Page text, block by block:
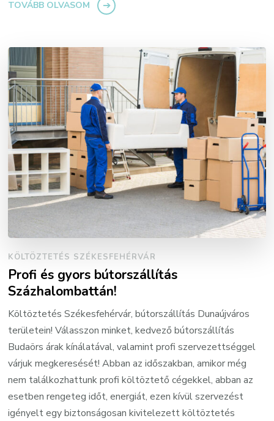
TOVÁBB OLVASOM
KÖLTÖZTETÉS SZÉKESFEHÉRVÁR
Profi és gyors bútorszállítás
Százhalombattán!
Költöztetés Székesfehérvár, bútorszállítás Dunaújváros
területein! Válasszon minket, kedvező bútorszállítás
Budaörs árak kínálatával, valamint profi szervezettséggel
várjuk megkeresését! Abban az időszakban, amikor még
nem találkozhattunk profi költöztető cégekkel, abban az
esetben rengeteg időt, energiát, ezen kívül szervezést
igényelt egy biztonságosan kivitelezett költöztetés